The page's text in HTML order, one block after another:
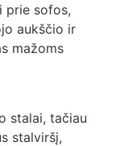
prie sofos,
aukščio ir
mažoms
stalai, tačiau
stalviršį,